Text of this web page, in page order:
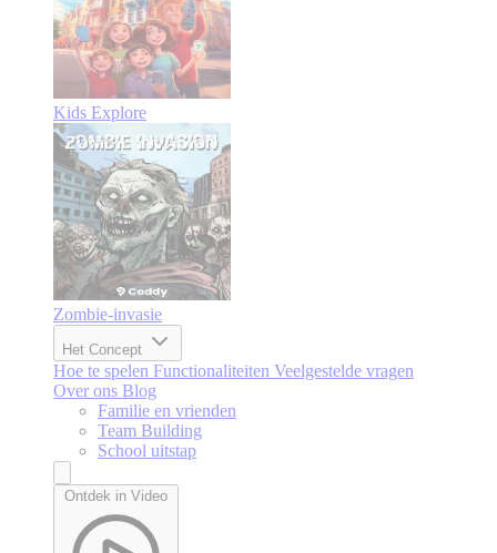
Kids Explore
Zombie-invasie
Het Concept
Hoe te spelen Functionaliteiten Veelgestelde vragen
Over ons Blog
Familie en vrienden
Team Building
School uitstap
Ontdek in Video